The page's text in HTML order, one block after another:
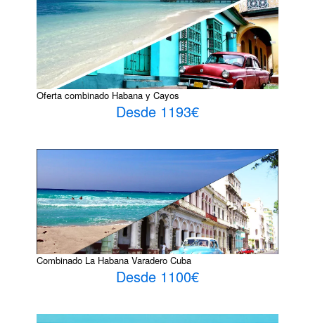
Oferta combinado Habana y Cayos
Desde 1193€
Combinado La Habana Varadero Cuba
Desde 1100€